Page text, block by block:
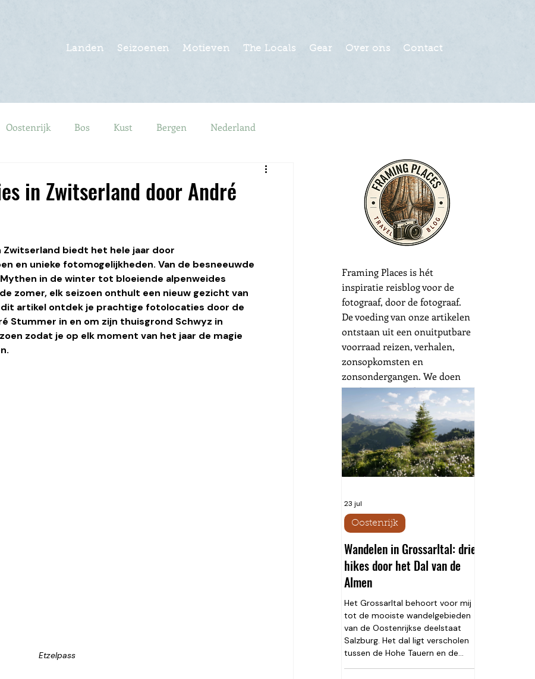
Landen Seizoenen Motieven The Locals Gear Over ons Contact
Oostenrijk Bos Kust Bergen Nederland
Zomer
Sneeuw Dieren The Locals Straatfotografie
in Zwitserland door André
Zwitserland biedt het hele jaar door
en unieke fotomogelijkheden. Van de besneeuwde
in de winter tot bloeiende alpenweides
zomer, elk seizoen onthult een nieuw gezicht van
artikel ontdek je prachtige fotolocaties door de
Stummer in en om zijn thuisgrond Schwyz in
zodat je op elk moment van het jaar de magie
Etzelpass
Framing Places is hét
inspiratie reisblog voor de
fotograaf, door de fotograaf.
De voeding van onze artikelen
ontstaan uit een onuitputbare
voorraad reizen, verhalen,
zonsopkomsten en
zonsondergangen. We doen
verslag van zowel
wereldberoemde als
onbekende (onderbelichte)
plekken. Wij reizen om te
fotograferen en fotograferen
om te kunnen reizen. Ver weg
of dichtbij, dat maakt niet uit.
Framing Places wenst je
schitterend licht toe.
Wandelen in Grossarltal: drie
hikes door het Dal van de
Almen
Het Grossarltal behoort voor mij
tot de mooiste wandelgebieden
van de Oostenrijkse deelstaat
Salzburg. Het dal ligt verscholen
tussen de Hohe Tauern en de
Oostenrijk
23 jul